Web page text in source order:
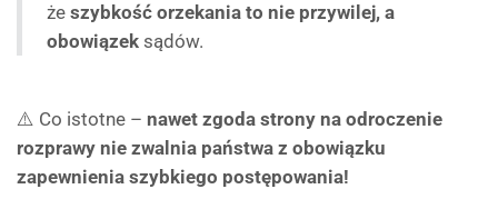
że szybkość orzekania to nie przywilej, a
obowiązek sądów.
⚠️ Co istotne – nawet zgoda strony na odroczenie
rozprawy nie zwalnia państwa z obowiązku
zapewnienia szybkiego postępowania!